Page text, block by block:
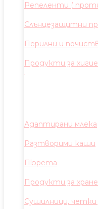
Репеленти (
Слънцезащитни
Перилни и
Продукти за
Адаптирани млека
Разтворими каши
Пюрета
Продукти за
Сушилници,